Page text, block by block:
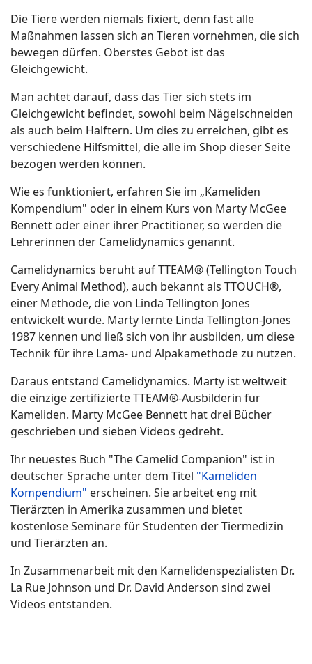
Die Tiere werden niemals fixiert, denn fast alle
Maßnahmen lassen sich an Tieren vornehmen, die sich
bewegen dürfen. Oberstes Gebot ist das
Gleichgewicht.
Man achtet darauf, dass das Tier sich stets im
Gleichgewicht befindet, sowohl beim Nägelschneiden
als auch beim Halftern. Um dies zu erreichen, gibt es
verschiedene Hilfsmittel, die alle im Shop dieser Seite
bezogen werden können.
Wie es funktioniert, erfahren Sie im „Kameliden
Kompendium" oder in einem Kurs von Marty McGee
Bennett oder einer ihrer Practitioner, so werden die
Lehrerinnen der Camelidynamics genannt.
Camelidynamics beruht auf TTEAM® (Tellington Touch
Every Animal Method), auch bekannt als TTOUCH®,
einer Methode, die von Linda Tellington Jones
entwickelt wurde. Marty lernte Linda Tellington-Jones
1987 kennen und ließ sich von ihr ausbilden, um diese
Technik für ihre Lama- und Alpakamethode zu nutzen.
Daraus entstand Camelidynamics. Marty ist weltweit
die einzige zertifizierte TTEAM®-Ausbilderin für
Kameliden. Marty McGee Bennett hat drei Bücher
geschrieben und sieben Videos gedreht.
Ihr neuestes Buch "The Camelid Companion" ist in
deutscher Sprache unter dem Titel "Kameliden
Kompendium" erscheinen. Sie arbeitet eng mit
Tierärzten in Amerika zusammen und bietet
kostenlose Seminare für Studenten der Tiermedizin
und Tierärzten an.
In Zusammenarbeit mit den Kamelidenspezialisten Dr.
La Rue Johnson und Dr. David Anderson sind zwei
Videos entstanden.